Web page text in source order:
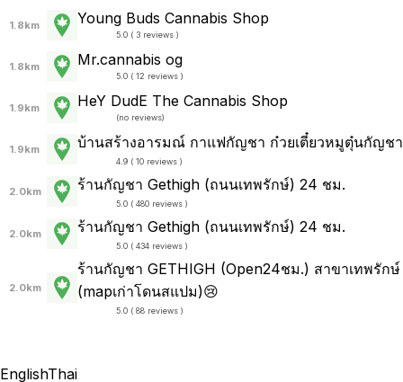
1.8km Young Buds Cannabis Shop
5.0 ( 3 reviews )
1.8km Mr.cannabis og
5.0 ( 12 reviews )
1.9km HeY DudE The Cannabis Shop
(no reviews)
1.9km บ้านสร้างอารมณ์ กาแฟกัญชา ก๋วยเตี๋ยวหมูตุ๋นกัญชา
4.9 ( 10 reviews )
2.0km ร้านกัญชา Gethigh (ถนนเทพรักษ์) 24 ชม.
5.0 ( 480 reviews )
2.0km ร้านกัญชา Gethigh (ถนนเทพรักษ์) 24 ชม.
5.0 ( 434 reviews )
2.0km
ร้านกัญชา GETHIGH (Open24ชม.) สาขาเทพรักษ์
(mapเก่าโดนสแปม)😢
5.0 ( 88 reviews )
EnglishThai